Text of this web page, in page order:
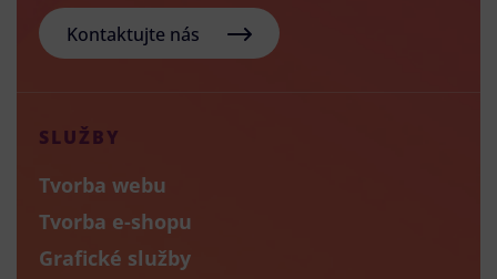
Kontaktujte nás
SLUŽBY
Tvorba webu
Tvorba e-shopu
Grafické služby